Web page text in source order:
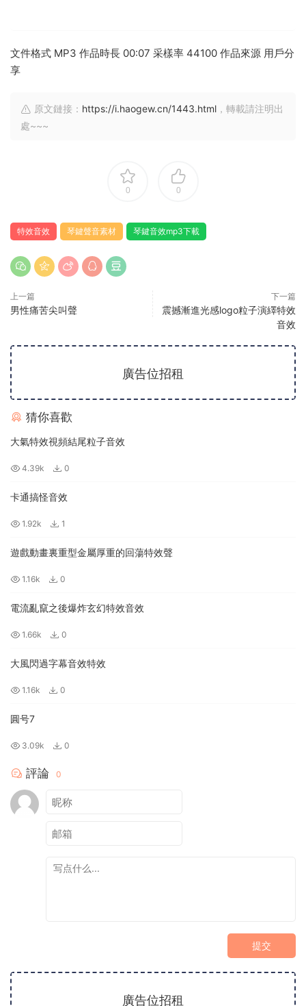
文件格式 MP3 作品時長 00:07 采樣率 44100 作品來源 用戶分
享
原文鏈接： https://i.haogew.cn/1443.html ，轉載請注明出
處~~~
0 0
特效音效 琴鍵聲音素材 琴鍵音效mp3下載
上一篇
男性痛苦尖叫聲
下一篇
震撼漸進光感logo粒子演繹特效
音效
廣告位招租
猜你喜歡
大氣特效視頻結尾粒子音效
4.39k 0
卡通搞怪音效
1.92k 1
遊戲動畫裏重型金屬厚重的回蕩特效聲
1.16k 0
電流亂竄之後爆炸玄幻特效音效
1.66k 0
大風閃過字幕音效特效
1.16k 0
圓号7
3.09k 0
評論 0
提交
廣告位招租